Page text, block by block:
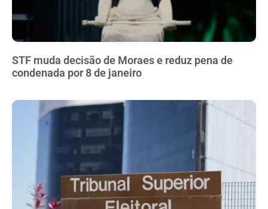
STF muda decisão de Moraes e reduz pena de
condenada por 8 de janeiro